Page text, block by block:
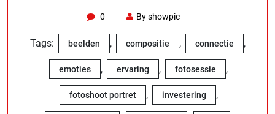
0 By showpic
Tags: beelden , compositie , connectie ,
emoties , ervaring , fotosessie ,
fotoshoot portret , investering ,